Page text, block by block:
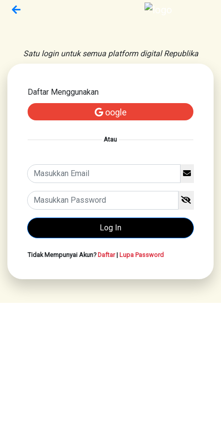
Satu login untuk semua platform digital Republika
Daftar Menggunakan
oogle
Atau
Tidak Mempunyai Akun?Daftar| Lupa Password